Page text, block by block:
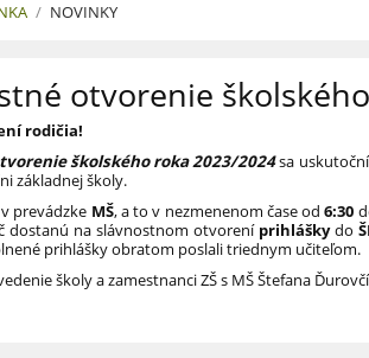
/ NOVINKY
otvorenie
rodičia!
školského roka 2023/2024sa
základnej školy.
prevádzke MŠ, a to v nezmenenom čase od6:30
dostanú na slávnostnom otvorení prihláškydo
prihlášky obratom poslali triednym učiteľom.
školy a zamestnanci ZŠ s MŠ Štefana